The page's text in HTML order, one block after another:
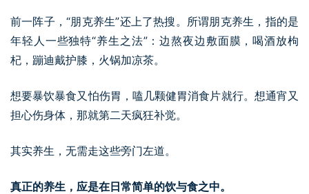
前一阵子，“朋克养生”还上了热搜。所谓朋克养生，指的是
年轻人一些独特“养生之法”：边熬夜边敷面膜，喝酒放枸
杞，蹦迪戴护膝，火锅加凉茶。
想要暴饮暴食又怕伤胃，嗑几颗健胃消食片就行。想通宵又
担心伤身体，那就第二天疯狂补觉。
其实养生，无需走这些旁门左道。
真正的养生，应是在日常简单的饮与食之中。